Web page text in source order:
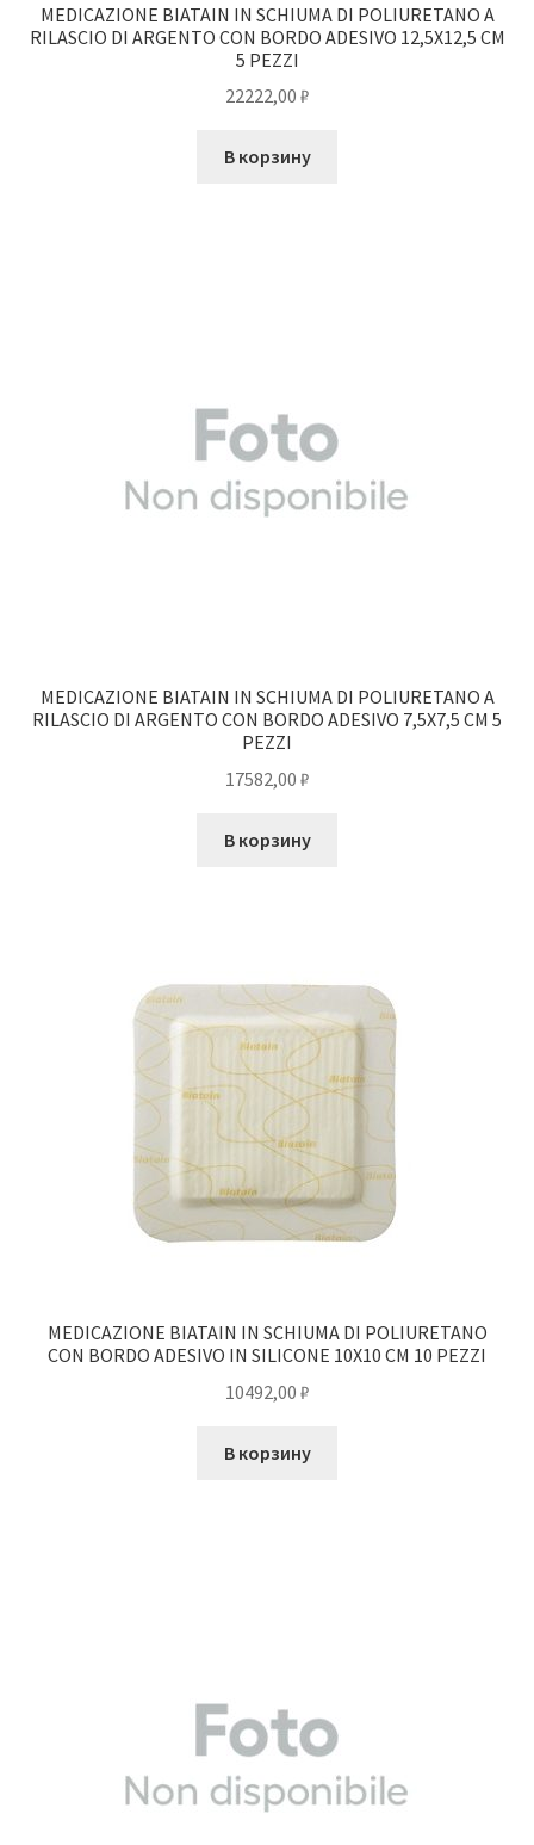
MEDICAZIONE BIATAIN IN SCHIUMA DI POLIURETANO A
RILASCIO DI ARGENTO CON BORDO ADESIVO 12,5X12,5 CM
5 PEZZI
22222,00 ₽
В корзину
MEDICAZIONE BIATAIN IN SCHIUMA DI POLIURETANO A
RILASCIO DI ARGENTO CON BORDO ADESIVO 7,5X7,5 CM 5
PEZZI
17582,00 ₽
В корзину
MEDICAZIONE BIATAIN IN SCHIUMA DI POLIURETANO
CON BORDO ADESIVO IN SILICONE 10X10 CM 10 PEZZI
10492,00 ₽
В корзину